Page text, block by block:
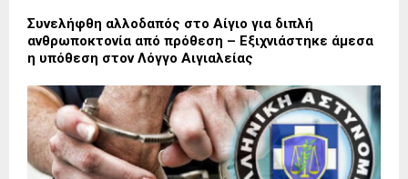
Συνελήφθη αλλοδαπός στο Αίγιο για διπλή
ανθρωποκτονία από πρόθεση – Εξιχνιάστηκε άμεσα
η υπόθεση στον Λόγγο Αιγιαλείας